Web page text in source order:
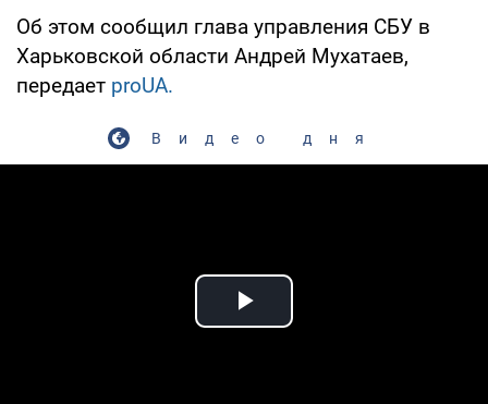
Об этом сообщил глава управления СБУ в
Харьковской области Андрей Мухатаев,
передает proUA.
Видео дня
Play Video